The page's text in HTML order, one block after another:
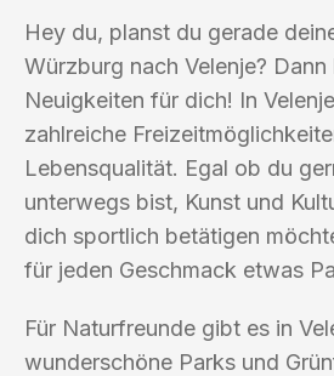
Hey du, planst du gerade
Würzburg nach Velenje?
Neuigkeiten für dich! In
zahlreiche
Lebensqualität. Egal ob du
unterwegs bist, Kunst und
dich sportlich betätigen
für jeden Geschmack etwas
Für Naturfreunde gibt es in
wunderschöne Parks und